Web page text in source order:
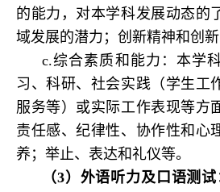
的能力，对本学科发展动态的
域发展的潜力；创新精神和创新
c.综合素质和能力：本学
习、科研、社会实践（学生工
服务等）或实际工作表现等方
责任感、纪律性、协作性和心
养；举止、表达和礼仪等。
（3）外语听力及口语测试